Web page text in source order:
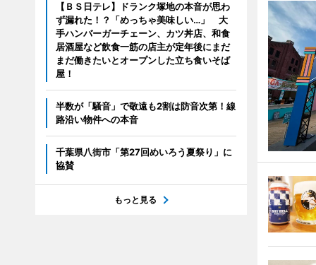
【ＢＳ日テレ】ドランク塚地の本音が思わ
ず漏れた！？「めっちゃ美味しい…」 大
手ハンバーガーチェーン、カツ丼店、和食
居酒屋など飲食一筋の店主が定年後にまだ
まだ働きたいとオープンした立ち食いそば
屋！
半数が「騒音」で敬遠も2割は防音次第！線
路沿い物件への本音
千葉県八街市「第27回めいろう夏祭り」に
協賛
もっと見る